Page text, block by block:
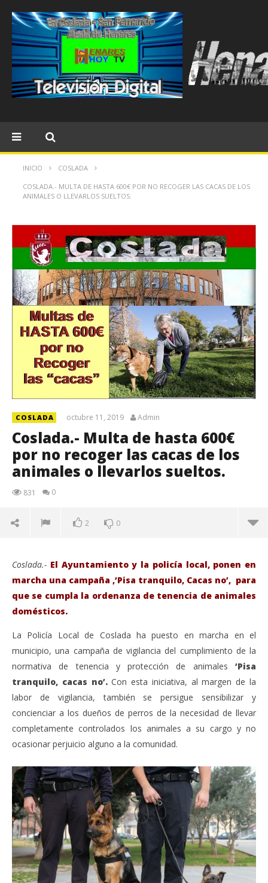
INICIO COSLADA
COSLADA.- MULTA DE HASTA 600€ POR NO RECOGER LAS CACAS DE LOS
ANIMALES O LLEVARLOS SUELTOS.
COSLADA octubre 11, 2019 Admin
Coslada.- Multa de hasta 600€
por no recoger las cacas de los
animales o llevarlos sueltos.
831 0
2 0
VIENDO AHORA
Coslada.- Multa de hasta 600€ por no recoger las
cacas de los animales o llevarlos sueltos.
2019
Admin
Coslada.- El Ayuntamiento y la policía local, ponen en
marcha una campaña ,‘Pisa tranquilo, Cacas no’, para
que se cumpla la ordenanza de tenencia de animales
domésticos.
La Policía Local de Coslada ha puesto en marcha en el
municipio, una campaña de vigilancia del cumplimiento de la
normativa de tenencia y protección de animales ‘Pisa
tranquilo, cacas no’.Con esta iniciativa, al margen de la
labor de vigilancia, también se persigue sensibilizar y
concienciar a los dueños de perros de la necesidad de llevar
completamente controlados los animales a su cargo y no
ocasionar perjuicio alguno a la comunidad.